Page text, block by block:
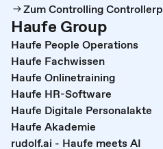
Zum Controlling
Haufe Group
Haufe People Operations
Haufe Fachwissen
Haufe Onlinetraining
Haufe HR-Software
Haufe Digitale Personalakte
Haufe Akademie
rudolf.ai - Haufe meets AI